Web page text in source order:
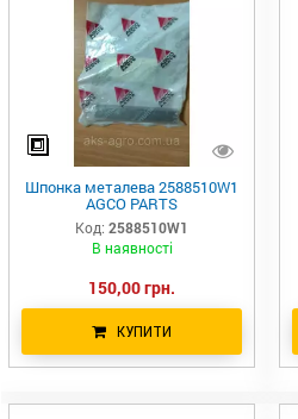
Шпонка металева 2588510W1
AGCO PARTS
Код: 2588510W1
В наявності
150,00 грн.
КУПИТИ